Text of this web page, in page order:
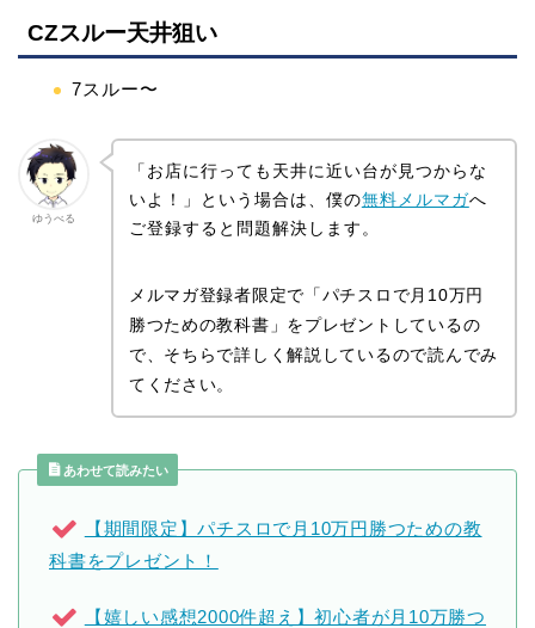
CZスルー天井狙い
7スルー〜
ゆうべる
「お店に行っても天井に近い台が見つからな
いよ！」という場合は、僕の無料メルマガへ
ご登録すると問題解決します。
メルマガ登録者限定で「パチスロで月10万円
勝つための教科書」をプレゼントしているの
で、そちらで詳しく解説しているので読んでみ
てください。
あわせて読みたい
【期間限定】パチスロで月10万円勝つための教
科書をプレゼント！
【嬉しい感想2000件超え】初心者が月10万勝つ